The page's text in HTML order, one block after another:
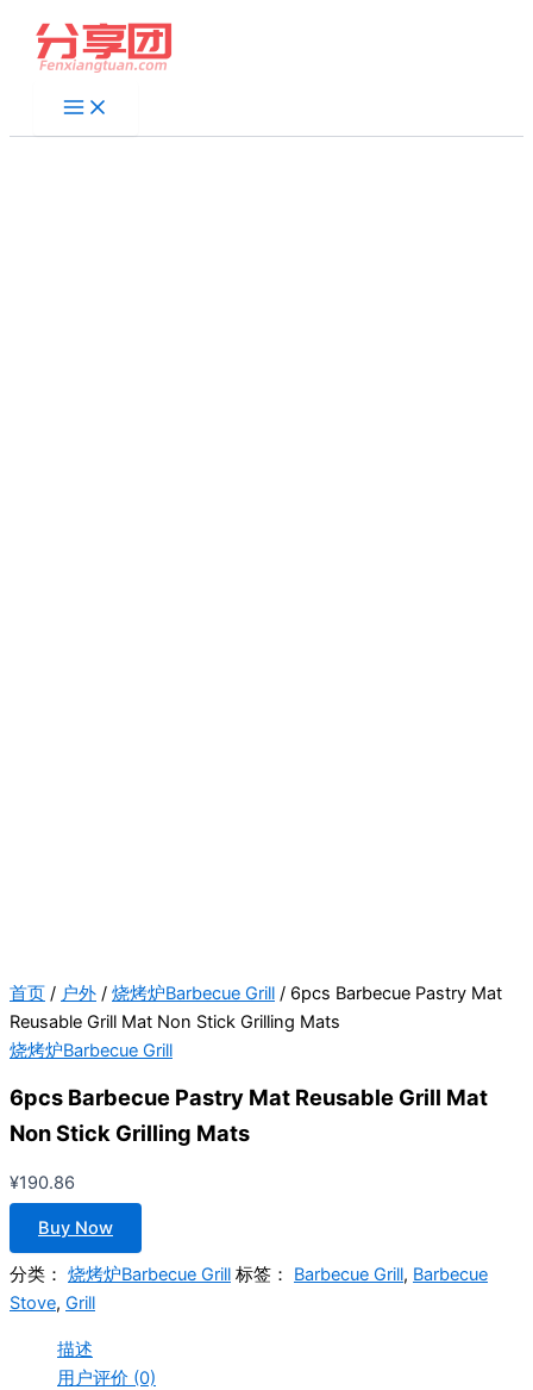
首页 / 户外 / 烧烤炉Barbecue Grill / 6pcs Barbecue Pastry Mat
Reusable Grill Mat Non Stick Grilling Mats
烧烤炉Barbecue Grill
6pcs Barbecue Pastry Mat Reusable Grill Mat
Non Stick Grilling Mats
¥190.86
Buy Now
分类： 烧烤炉Barbecue Grill 标签： Barbecue Grill, Barbecue
Stove, Grill
描述
用户评价 (0)